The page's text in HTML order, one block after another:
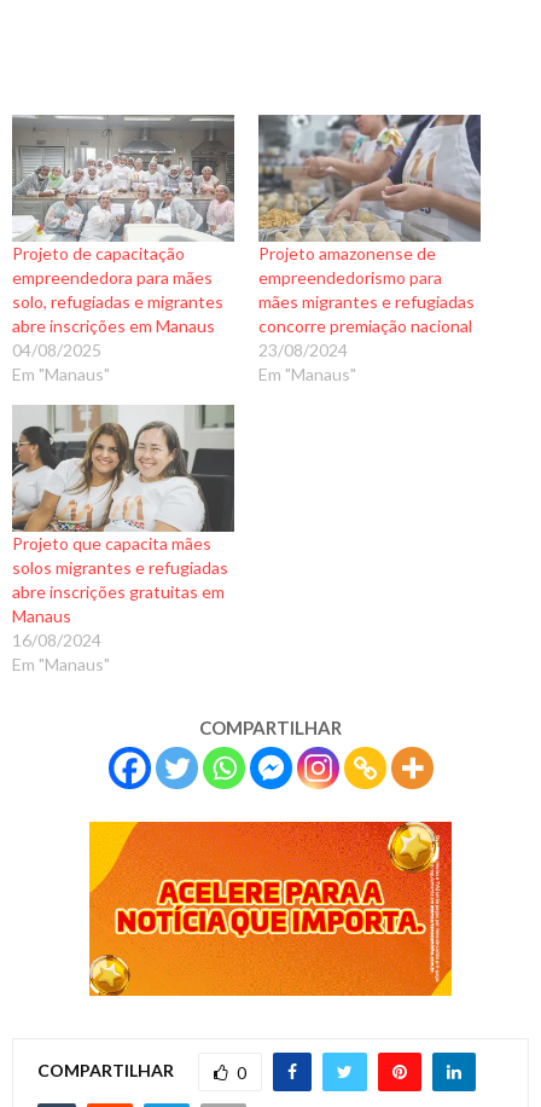
Projeto de capacitação
empreendedora para mães
solo, refugiadas e migrantes
abre inscrições em Manaus
04/08/2025
Em "Manaus"
Projeto amazonense de
empreendedorismo para
mães migrantes e refugiadas
concorre premiação nacional
23/08/2024
Em "Manaus"
Projeto que capacita mães
solos migrantes e refugiadas
abre inscrições gratuitas em
Manaus
16/08/2024
Em "Manaus"
COMPARTILHAR
COMPARTILHAR 0